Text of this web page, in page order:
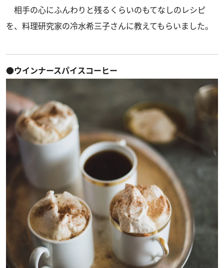
相手の心にふんわりと残るくらいのもてなしのレシピ
を、料理研究家の冷水希三子さんに教えてもらいました。
●ウインナースパイスコーヒー